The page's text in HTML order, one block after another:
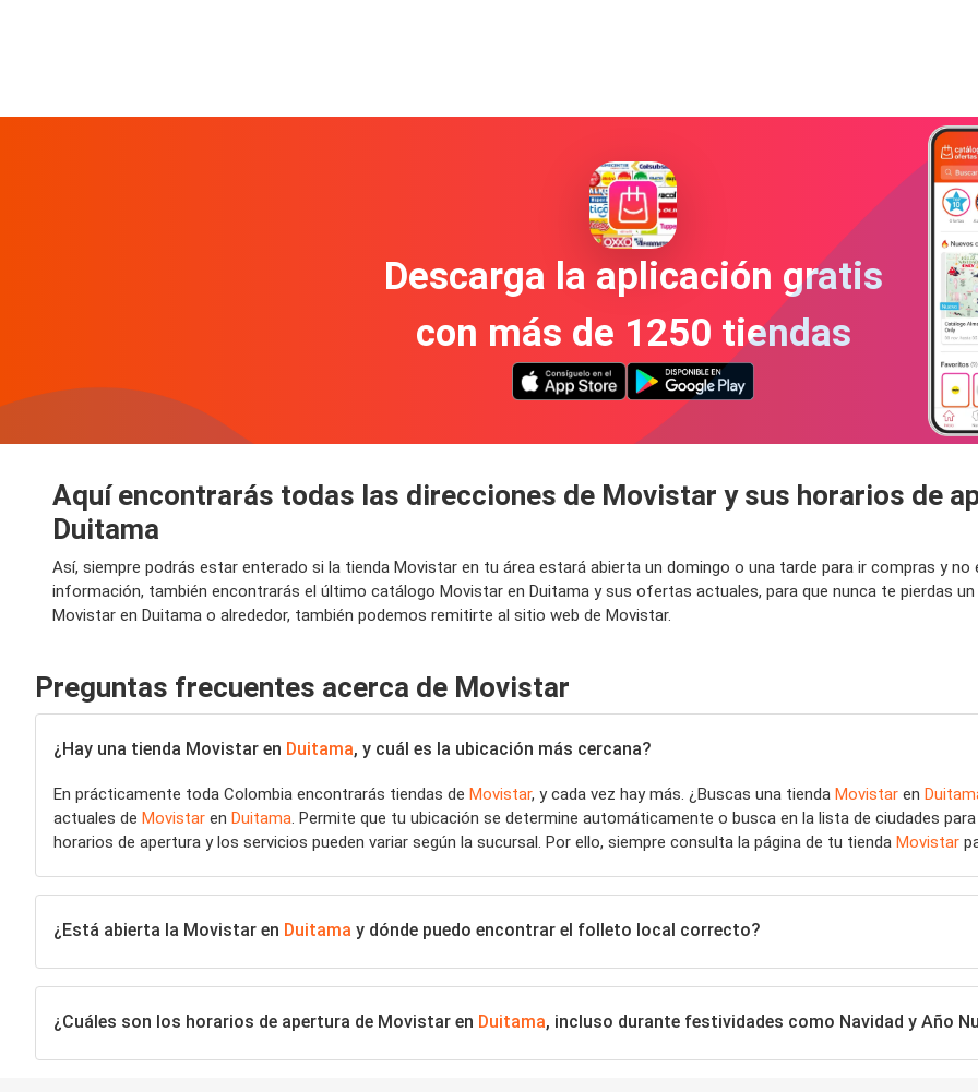
Descarga la aplicación gratis
con más de 1250 tiendas
Aquí encontrarás todas las direcciones de Movistar y sus horarios de
Duitama
Así, siempre podrás estar enterado si la tienda Movistar en tu área estará abierta un domingo o una tarde para ir compras y
información, también encontrarás el último catálogo Movistar en Duitama y sus ofertas actuales, para que nunca te pierdas
Movistar en Duitama o alrededor, también podemos remitirte al sitio web de Movistar.
Preguntas frecuentes acerca de Movistar
¿Hay una tienda Movistar en Duitama, y cuál es la ubicación más cercana?
En prácticamente toda Colombia encontrarás tiendas de Movistar, y cada vez hay más. ¿Buscas una tienda Movistar en
actuales de Movistar en Duitama. Permite que tu ubicación se determine automáticamente o busca en la lista de ciudades
horarios de apertura y los servicios pueden variar según la sucursal. Por ello, siempre consulta la página de tu tienda Movistar
¿Está abierta la Movistar en Duitama y dónde puedo encontrar el folleto local correcto?
¿Cuáles son los horarios de apertura de Movistar en Duitama, incluso durante festividades como Navidad y Año